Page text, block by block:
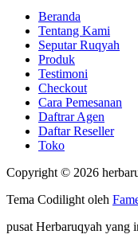
Beranda
Tentang Kami
Seputar Ruqyah
Produk
Testimoni
Checkout
Cara Pemesanan
Daftrar Agen
Daftar Reseller
Toko
Copyright © 2026
Tema Codilight oleh
pusat Herbaruqyah yang